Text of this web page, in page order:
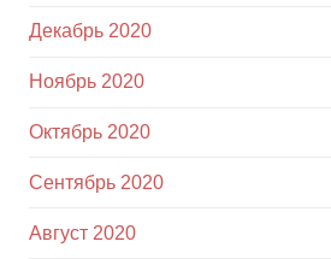
Декабрь 2020
Ноябрь 2020
Октябрь 2020
Сентябрь 2020
Август 2020